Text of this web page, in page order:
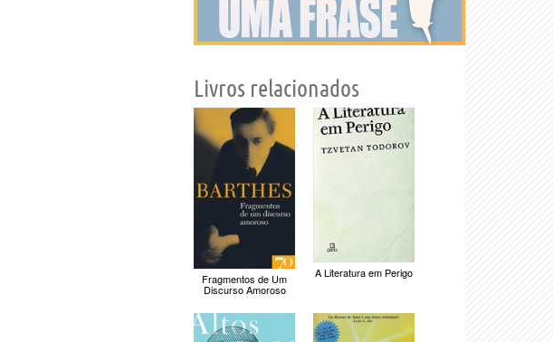
Livros relacionados
Fragmentos de Um
Discurso Amoroso
A Literatura em Perigo